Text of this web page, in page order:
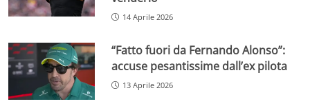
14 Aprile 2026
“Fatto fuori da Fernando Alonso”:
accuse pesantissime dall’ex pilota
13 Aprile 2026